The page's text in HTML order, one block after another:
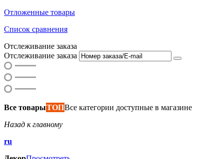
Отложенные товары
Список сравнения
Отслеживание заказа
Отслеживание заказа
Все товарыТОПВсе категории доступные в магазине
Назад к главному
ru